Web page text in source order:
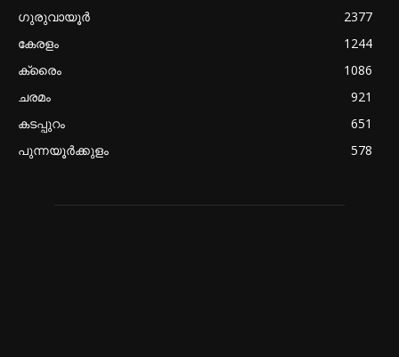
ഗുരുവായൂർ
2377
കേരളം
1244
ക്രൈം
1086
ചരമം
921
കടപ്പുറം
651
പുന്നയൂർക്കുളം
578